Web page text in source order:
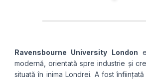
Ravensbourne University London
modernă, orientată spre industrie și
situată în inima Londrei. A fost